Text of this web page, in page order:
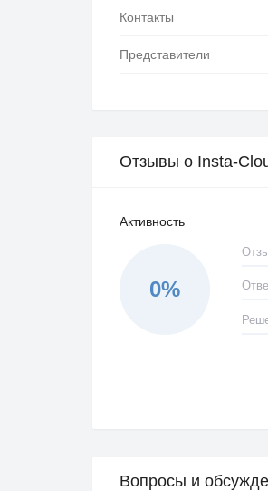
Контакты
Представители
Отзывы о Insta-
Активность
0%
Вопросы и